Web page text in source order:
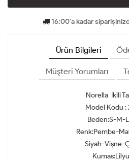
16:00'a kadar
Ürün Bilgileri
Müşteri Yorumları
Norella İkili
Model Kodu :
Beden:S-M-
Renk:Pembe-
Siyah-Vişne-